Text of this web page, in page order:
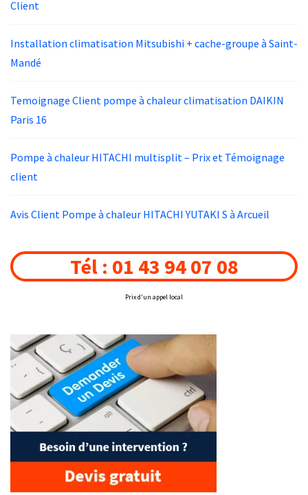
Client
Installation climatisation Mitsubishi + cache-groupe à Saint-
Mandé
Temoignage Client pompe à chaleur climatisation DAIKIN
Paris 16
Pompe à chaleur HITACHI multisplit – Prix et Témoignage
client
Avis Client Pompe à chaleur HITACHI YUTAKI S à Arcueil
Tél : 01 43 94 07 08
Prix d'un appel local